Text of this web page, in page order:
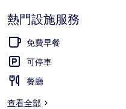
熱門設施服務
免費早餐
可停車
餐廳
查看全部